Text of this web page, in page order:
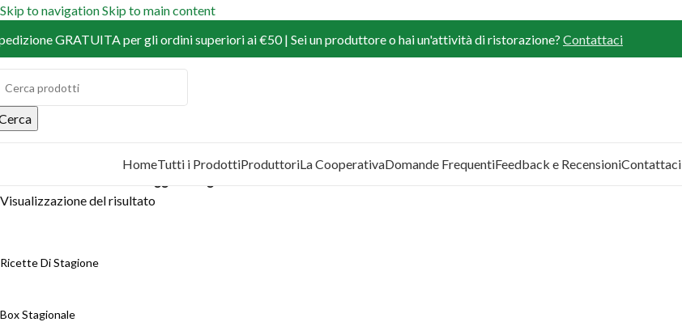
Skip to navigationSkip to main content
GRATUITA per gli ordini superiori ai €50 | Sei un produttore o hai un'attività di ristorazione? Contattaci
HomeTutti i ProdottiProduttoriLa CooperativaDomande FrequentiFeedback e RecensioniContattaci
Visualizzazione del risultato
Ricette Di Stagione
Box Stagionale